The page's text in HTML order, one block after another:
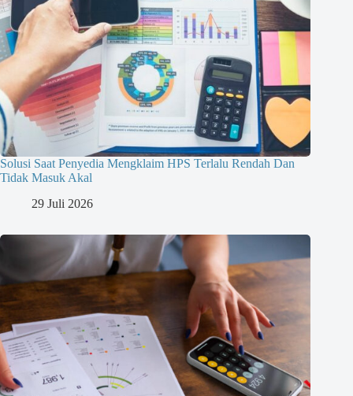
Solusi Saat Penyedia Mengklaim HPS Terlalu Rendah Dan
Tidak Masuk Akal
29 Juli 2026